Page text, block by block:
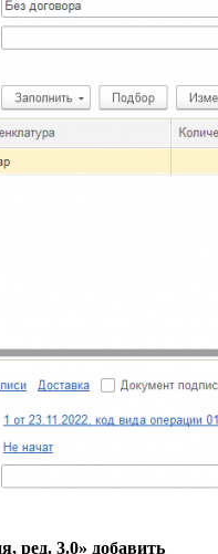
ред. 3.0» добавить